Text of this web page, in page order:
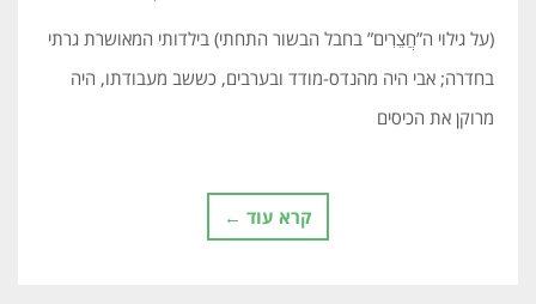
(על גילוי ה”חֲצֵרִים” בחבל הבשור התחתי) בילדותי המאושרת גרתי
בחדרה; אבי היה מהנדס-מודד ובערבים, כששב מעבודתו, היה
מרוקן את הכיסים
קרא עוד ←